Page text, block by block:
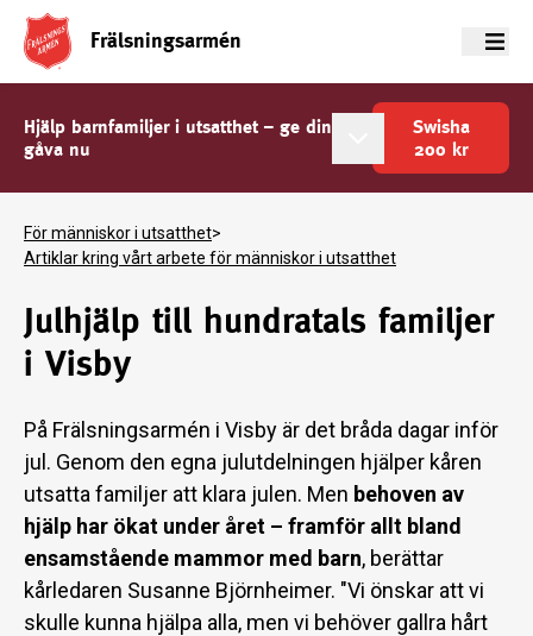
Frälsningsarmén Meny
Hjälp barnfamiljer i utsatthet – ge din
gåva nu
Swisha
200 kr
För människor i utsatthet>
Artiklar kring vårt arbete för människor i utsatthet
Julhjälp till hundratals familjer
i Visby
På Frälsningsarmén i Visby är det bråda dagar inför
jul. Genom den egna julutdelningen hjälper kåren
utsatta familjer att klara julen. Men behoven av
hjälp har ökat under året – framför allt bland
ensamstående mammor med barn, berättar
kårledaren Susanne Björnheimer. "Vi önskar att vi
skulle kunna hjälpa alla, men vi behöver gallra hårt